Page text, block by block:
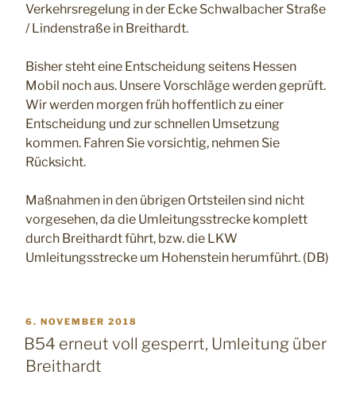
Verkehrsregelung in der Ecke Schwalbacher Straße
/ Lindenstraße in Breithardt.
Bisher steht eine Entscheidung seitens Hessen
Mobil noch aus. Unsere Vorschläge werden geprüft.
Wir werden morgen früh hoffentlich zu einer
Entscheidung und zur schnellen Umsetzung
kommen. Fahren Sie vorsichtig, nehmen Sie
Rücksicht.
Maßnahmen in den übrigen Ortsteilen sind nicht
vorgesehen, da die Umleitungsstrecke komplett
durch Breithardt führt, bzw. die LKW
Umleitungsstrecke um Hohenstein herumführt. (DB)
VERÖFFENTLICHT
AM
6. NOVEMBER 2018
B54 erneut voll gesperrt, Umleitung über
Breithardt